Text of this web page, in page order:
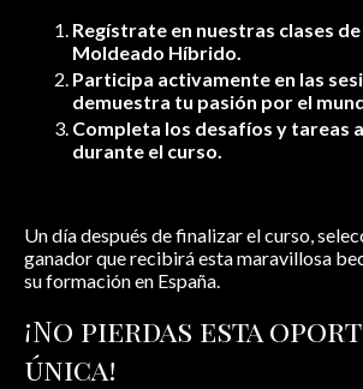
Regístrate en nuestras clases
Moldeado Híbrido.
Participa activamente en las
demuestra tu pasión por el
Completa los desafíos y tareas
durante el curso.
Un día después de finalizar el curso,
ganador que recibirá esta maravillosa
su formación en España.
¡No pierdas esta
única!